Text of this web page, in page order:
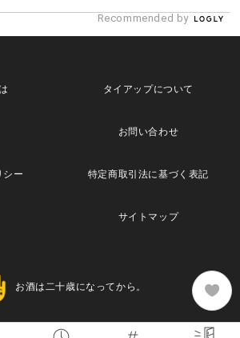
Recommended by
タイアップについて
お問い合わせ
シー 特定商取引法に基づく表記
サイトマップ
お酒は二十歳になってから。
2013 Maische Inc. All Rights Reserved